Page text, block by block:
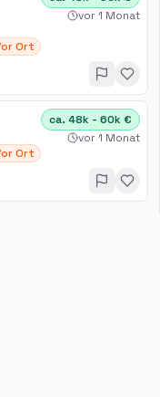
Ort
vor 1 Monat
Ort
ca. 48k - 60k €
vor 1 Monat